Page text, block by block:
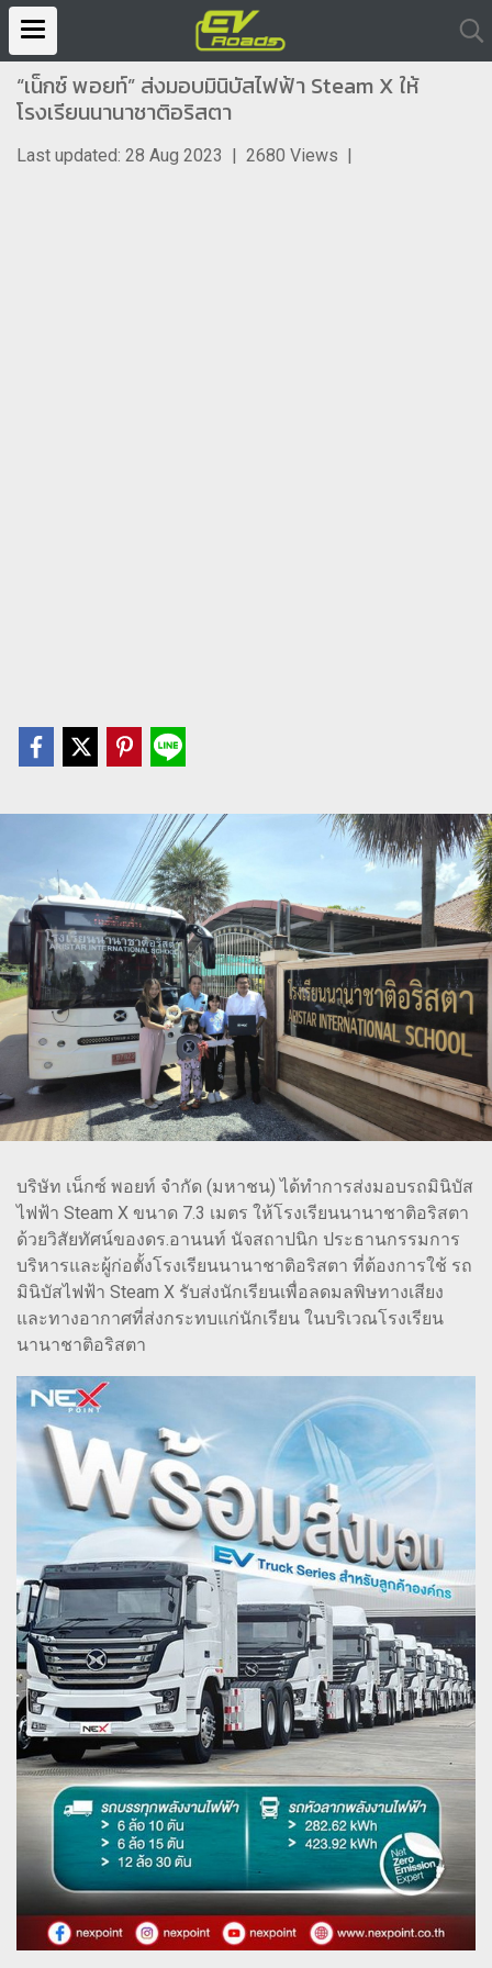
“เน็กซ์ พอยท์” ส่งมอบมินิบัสไฟฟ้า Steam X ให้
โรงเรียนนานาชาติอริสตา
Last updated: 28 Aug 2023 | 2680 Views |
บริษัท เน็กซ์ พอยท์ จำกัด (มหาชน) ได้ทำการส่งมอบรถมินิบัส
ไฟฟ้า Steam X ขนาด 7.3 เมตร ให้โรงเรียนนานาชาติอริสตา
ด้วยวิสัยทัศน์ของดร.อานนท์ นัจสถาปนิก ประธานกรรมการ
บริหารและผู้ก่อตั้งโรงเรียนนานาชาติอริสตา ที่ต้องการใช้ รถ
มินิบัสไฟฟ้า Steam X รับส่งนักเรียนเพื่อลดมลพิษทางเสียง
และทางอากาศที่ส่งกระทบแก่นักเรียน ในบริเวณโรงเรียน
นานาชาติอริสตา